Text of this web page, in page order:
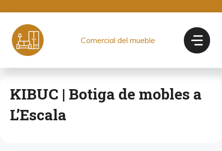
contenido
Comercial del mueble
KIBUC | Botiga de mobles a
L’Escala